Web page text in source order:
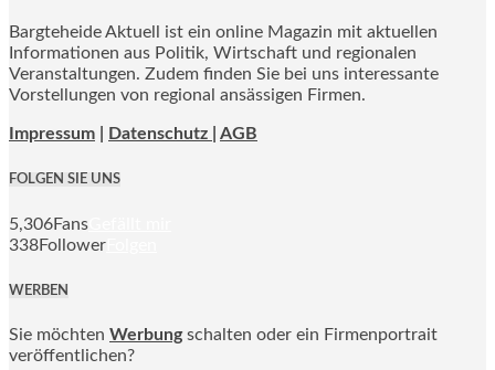
Bargteheide Aktuell ist ein online Magazin mit aktuellen
Informationen aus Politik, Wirtschaft und regionalen
Veranstaltungen. Zudem finden Sie bei uns interessante
Vorstellungen von regional ansässigen Firmen.
Impressum Datenschutz | AGB
FOLGEN SIE UNS
5,306Fans
338Follower
WERBEN
Sie möchten Werbung schalten oder ein Firmenportrait
veröffentlichen?